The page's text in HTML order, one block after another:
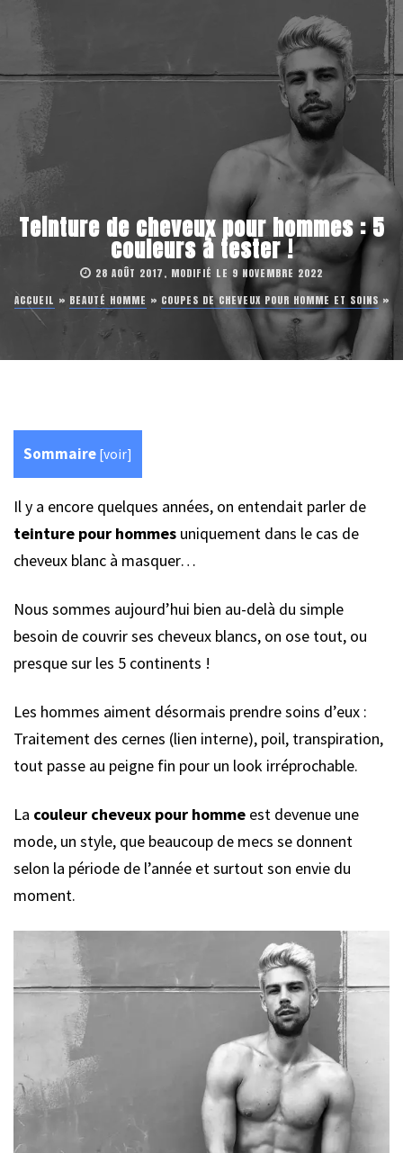
Teinture de cheveux pour hommes : 5
couleurs à tester !
28 AOÛT 2017, MODIFIÉ LE 9 NOVEMBRE 2022
ACCUEIL » BEAUTÉ HOMME » COUPES DE CHEVEUX POUR HOMME ET SOINS»
Sommaire [voir]
Il y a encore quelques années, on entendait parler de
teinture pour hommes uniquement dans le cas de
cheveux blanc à masquer…
Nous sommes aujourd’hui bien au-delà du simple
besoin de couvrir ses cheveux blancs, on ose tout, ou
presque sur les 5 continents !
Les hommes aiment désormais prendre soins d’eux :
Traitement des cernes (lien interne), poil, transpiration,
tout passe au peigne fin pour un look irréprochable.
La couleur cheveux pour homme est devenue une
mode, un style, que beaucoup de mecs se donnent
selon la période de l’année et surtout son envie du
moment.